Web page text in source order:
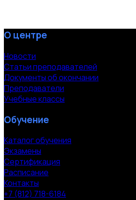
О центре
Новости
Статьи преподавателей
Документы об окончании
Преподаватели
Учебные классы
Обучение
Каталог обучения
Экзамены
Сертификация
Расписание
Контакты
+7 (812) 718-6184